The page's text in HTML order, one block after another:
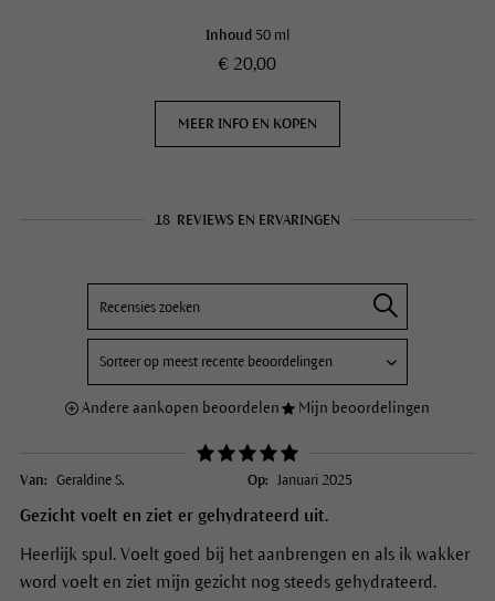
Inhoud 50 ml
€ 20,00
MEER INFO EN KOPEN
18 REVIEWS EN ERVARINGEN
Andere aankopen beoordelen Mijn beoordelingen
Van: Geraldine S. Op: Januari 2025
Gezicht voelt en ziet er gehydrateerd uit.
Heerlijk spul. Voelt goed bij het aanbrengen en als ik wakker
word voelt en ziet mijn gezicht nog steeds gehydrateerd.